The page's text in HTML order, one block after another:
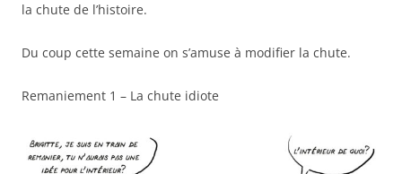
la chute de l’histoire.
Du coup cette semaine on s’amuse à modifier la chute.
Remaniement 1 – La chute idiote